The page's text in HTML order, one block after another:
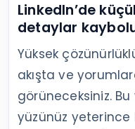
LinkedIn’de
detaylar
Yüksek
akışta ve
görüneceksiniz.
yüzünüz